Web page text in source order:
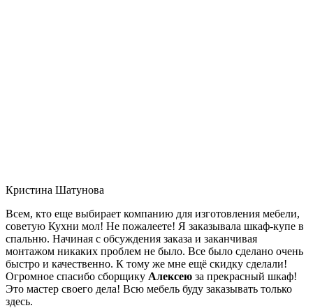
Кристина Шатунова
Всем, кто еще выбирает компанию для изготовления мебели,
советую Кухни мол! Не пожалеете! Я заказывала шкаф-купе в
спальню. Начиная с обсуждения заказа и заканчивая
монтажом никаких проблем не было. Все было сделано очень
быстро и качественно. К тому же мне ещё скидку сделали!
Огромное спасибо сборщику Алексею за прекрасный шкаф!
Это мастер своего дела! Всю мебель буду заказывать только
здесь.